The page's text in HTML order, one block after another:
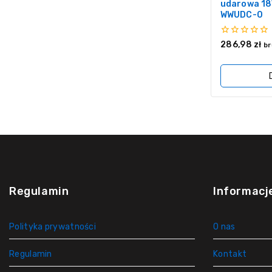
udarowa
WWUDC-0
0
286,98 zł
Regulamin
Polityka prywatności
Regulamin
O nas
Kontakt